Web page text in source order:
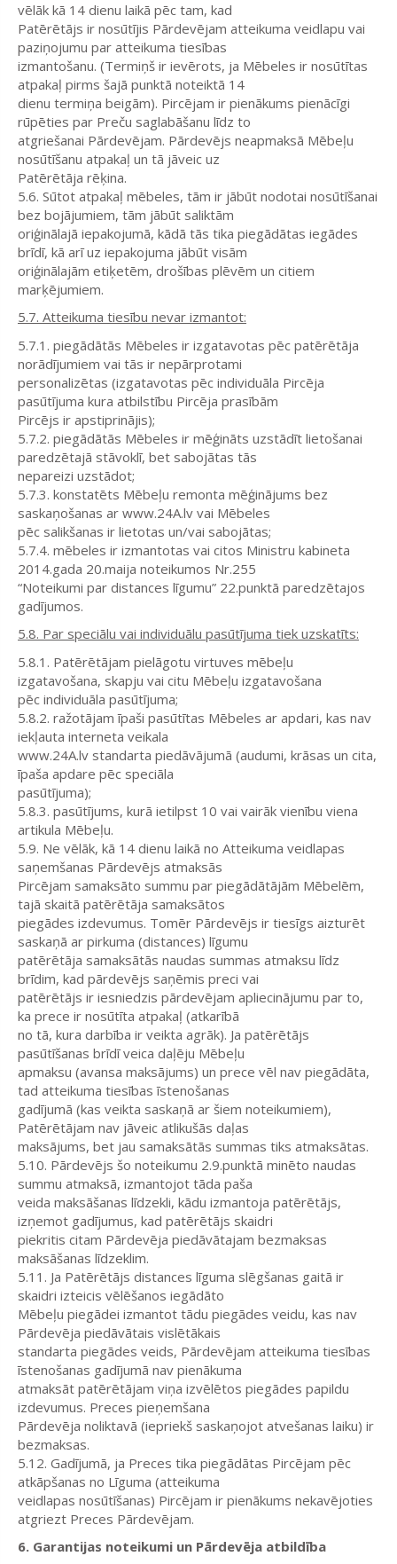
vēlāk kā 14 dienu laikā pēc tam, kad
Patērētājs ir nosūtījis Pārdevējam atteikuma veidlapu vai
paziņojumu par atteikuma tiesības
izmantošanu. (Termiņš ir ievērots, ja Mēbeles ir nosūtītas
atpakaļ pirms šajā punktā noteiktā 14
dienu termiņa beigām). Pircējam ir pienākums pienācīgi
rūpēties par Preču saglabāšanu līdz to
atgriešanai Pārdevējam. Pārdevējs neapmaksā Mēbeļu
nosūtīšanu atpakaļ un tā jāveic uz
Patērētāja rēķina.
5.6. Sūtot atpakaļ mēbeles, tām ir jābūt nodotai nosūtīšanai
bez bojājumiem, tām jābūt saliktām
oriģinālajā iepakojumā, kādā tās tika piegādātas iegādes
brīdī, kā arī uz iepakojuma jābūt visām
oriģinālajām etiķetēm, drošības plēvēm un citiem
marķējumiem.
5.7. Atteikuma tiesību nevar izmantot:
5.7.1. piegādātās Mēbeles ir izgatavotas pēc patērētāja
norādījumiem vai tās ir nepārprotami
personalizētas (izgatavotas pēc individuāla Pircēja
pasūtījuma kura atbilstību Pircēja prasībām
Pircējs ir apstiprinājis);
5.7.2. piegādātās Mēbeles ir mēģināts uzstādīt lietošanai
paredzētajā stāvoklī, bet sabojātas tās
nepareizi uzstādot;
5.7.3. konstatēts Mēbeļu remonta mēģinājums bez
saskaņošanas ar www.24A.lv vai Mēbeles
pēc salikšanas ir lietotas un/vai sabojātas;
5.7.4. mēbeles ir izmantotas vai citos Ministru kabineta
2014.gada 20.maija noteikumos Nr.255
“Noteikumi par distances līgumu” 22.punktā paredzētajos
gadījumos.
5.8. Par speciālu vai individuālu pasūtījuma tiek uzskatīts:
5.8.1. Patērētājam pielāgotu virtuves mēbeļu
izgatavošana, skapju vai citu Mēbeļu izgatavošana
pēc individuāla pasūtījuma;
5.8.2. ražotājam īpaši pasūtītas Mēbeles ar apdari, kas nav
iekļauta interneta veikala
www.24A.lv standarta piedāvājumā (audumi, krāsas un cita,
īpaša apdare pēc speciāla
pasūtījuma);
5.8.3. pasūtījums, kurā ietilpst 10 vai vairāk vienību viena
artikula Mēbeļu.
5.9. Ne vēlāk, kā 14 dienu laikā no Atteikuma veidlapas
saņemšanas Pārdevējs atmaksās
Pircējam samaksāto summu par piegādātājām Mēbelēm,
tajā skaitā patērētāja samaksātos
piegādes izdevumus. Tomēr Pārdevējs ir tiesīgs aizturēt
saskaņā ar pirkuma (distances) līgumu
patērētāja samaksātās naudas summas atmaksu līdz
brīdim, kad pārdevējs saņēmis preci vai
patērētājs ir iesniedzis pārdevējam apliecinājumu par to,
ka prece ir nosūtīta atpakaļ (atkarībā
no tā, kura darbība ir veikta agrāk). Ja patērētājs
pasūtīšanas brīdī veica daļēju Mēbeļu
apmaksu (avansa maksājums) un prece vēl nav piegādāta,
tad atteikuma tiesības īstenošanas
gadījumā (kas veikta saskaņā ar šiem noteikumiem),
Patērētājam nav jāveic atlikušās daļas
maksājums, bet jau samaksātās summas tiks atmaksātas.
5.10. Pārdevējs šo noteikumu 2.9.punktā minēto naudas
summu atmaksā, izmantojot tāda paša
veida maksāšanas līdzekli, kādu izmantoja patērētājs,
izņemot gadījumus, kad patērētājs skaidri
piekritis citam Pārdevēja piedāvātajam bezmaksas
maksāšanas līdzeklim.
5.11. Ja Patērētājs distances līguma slēgšanas gaitā ir
skaidri izteicis vēlēšanos iegādāto
Mēbeļu piegādei izmantot tādu piegādes veidu, kas nav
Pārdevēja piedāvātais vislētākais
standarta piegādes veids, Pārdevējam atteikuma tiesības
īstenošanas gadījumā nav pienākuma
atmaksāt patērētājam viņa izvēlētos piegādes papildu
izdevumus. Preces pieņemšana
Pārdevēja noliktavā (iepriekš saskaņojot atvešanas laiku) ir
bezmaksas.
5.12. Gadījumā, ja Preces tika piegādātas Pircējam pēc
atkāpšanas no Līguma (atteikuma
veidlapas nosūtīšanas) Pircējam ir pienākums nekavējoties
atgriezt Preces Pārdevējam.
6. Garantijas noteikumi un Pārdevēja atbildība